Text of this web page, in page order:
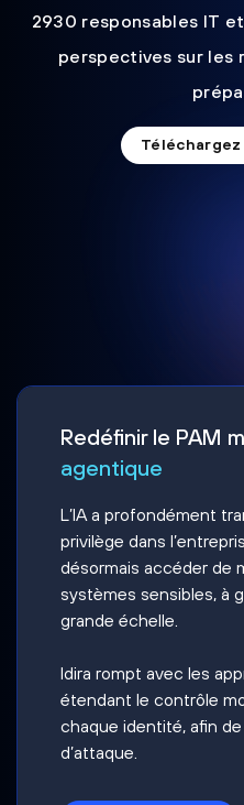
2930 responsables IT
perspectives sur les
Redéfinir le PAM
agentique
L’IA a profondément
privilège dans
désormais accéder de
systèmes sensibles, à
grande échelle.
Idira rompt avec les
étendant le contrôle
chaque identité, afin
d’attaque.